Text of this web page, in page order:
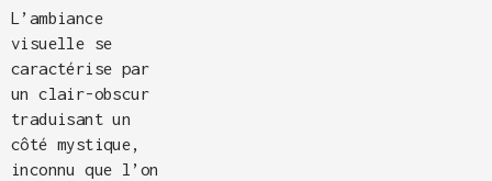
L’ambiance
visuelle se
caractérise par
un clair-obscur
traduisant un
côté mystique,
inconnu que l’on